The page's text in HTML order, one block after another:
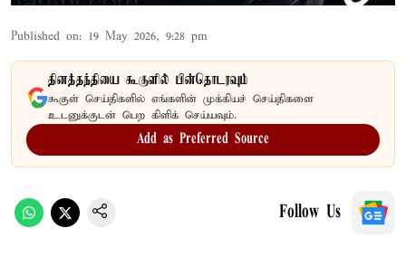
Published on: 19 May 2026, 9:28 pm
தினத்தந்தியை கூகுளில் பின்தொடரவும்
கூகுள் செய்திகளில் எங்களின் முக்கியச் செய்திகளை
உடனுக்குடன் பெற கிளிக் செய்யவும்.
Add as Preferred Source
Follow Us